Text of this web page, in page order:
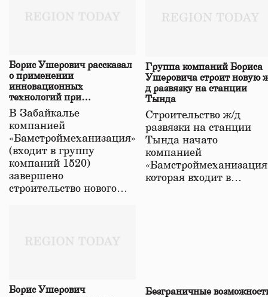
Борис Ушерович рассказал
о применении
инновационных
технологий при
строительстве нового моста
в Забайкалье
В Забайкалье
компанией
«Бамстроймеханизация»
(входит в группу
компаний 1520)
завершено
строительство нового…
Группа компаний Бориса
Ушеровича строит новую
д развязку на станции
Тында
Строительство ж/д
развязки на станции
Тында начато
компанией
которая входит в…
Борис Ушерович
Безграничные